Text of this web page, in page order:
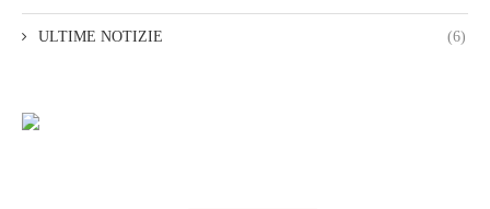
ULTIME NOTIZIE (6)